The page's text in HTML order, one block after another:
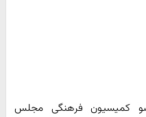
کمیسیون فرهنگی مجلس